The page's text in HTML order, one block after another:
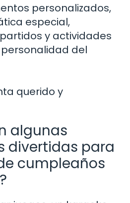
personalizados,
especial,
y actividades
del
querido y
algunas
divertidas para
cumpleaños